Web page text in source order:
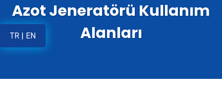
Kurumsal
Ürünler
TR | EN
Azot Jeneratörü Kullanım
Alanları